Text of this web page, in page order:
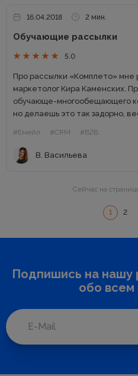
16.04.2018 2 мин.
Обучающие рассылки
5.0
Про рассылки «Комплето» мне
маркетолог Кира Каменских.
обучающе-многообещающего
но делаешь это так задорно,
#Емейл #CRM #B2B
В. Васильева
Сейчас на
1 2
Подпишись на нашу
обо